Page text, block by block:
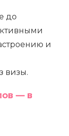
до
и
визы.
— в